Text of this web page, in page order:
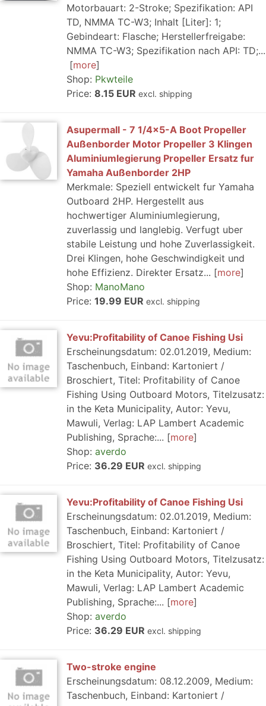
Motorbauart: 2-Stroke; Spezifikation: API
TD, NMMA TC-W3; Inhalt [Liter]: 1;
Gebindeart: Flasche; Herstellerfreigabe:
NMMA TC-W3; Spezifikation nach API: TD;...
more
Shop: Pkwteile
Price: 8.15 EUR excl. shipping
Asupermall - 7 1/4x5-A Boot Propeller
Außenborder Motor Propeller 3 Klingen
Aluminiumlegierung Propeller Ersatz fur
Yamaha Außenborder 2HP
Merkmale: Speziell entwickelt fur Yamaha
Outboard 2HP. Hergestellt aus
hochwertiger Aluminiumlegierung,
zuverlassig und langlebig. Verfugt uber
stabile Leistung und hohe Zuverlassigkeit.
Drei Klingen, hohe Geschwindigkeit und
hohe Effizienz. Direkter Ersatz...
more
Shop: ManoMano
Price: 19.99 EUR excl. shipping
Yevu:Profitability of Canoe Fishing Usi
Erscheinungsdatum: 02.01.2019, Medium:
Taschenbuch, Einband: Kartoniert /
Broschiert, Titel: Profitability of Canoe
Fishing Using Outboard Motors, Titelzusatz:
in the Keta Municipality, Autor: Yevu,
Mawuli, Verlag: LAP Lambert Academic
Publishing, Sprache:...
more
Shop: averdo
Price: 36.29 EUR excl. shipping
Yevu:Profitability of Canoe Fishing Usi
Erscheinungsdatum: 02.01.2019, Medium:
Taschenbuch, Einband: Kartoniert /
Broschiert, Titel: Profitability of Canoe
Fishing Using Outboard Motors, Titelzusatz:
in the Keta Municipality, Autor: Yevu,
Mawuli, Verlag: LAP Lambert Academic
Publishing, Sprache:...
more
Shop: averdo
Price: 36.29 EUR excl. shipping
Two-stroke engine
Erscheinungsdatum: 08.12.2009, Medium:
Taschenbuch, Einband: Kartoniert /